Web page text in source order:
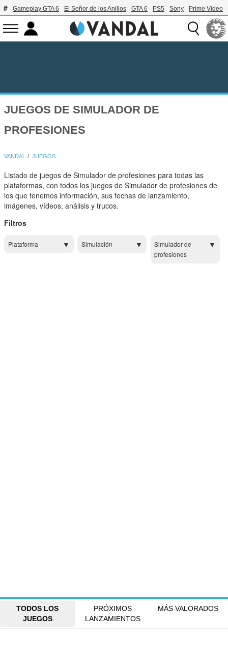
Gameplay GTA 6 El Señor de los Anillos GTA 6 PS5 Sony Prime Video
JUEGOS DE SIMULADOR DE
PROFESIONES
VANDAL JUEGOS
Listado de juegos de Simulador de profesiones para todas las
plataformas, con todos los juegos de Simulador de profesiones de
los que tenemos información, sus fechas de lanzamiento,
imágenes, vídeos, análisis y trucos.
Filtros
Plataforma Simulación
Simulador de
profesiones
TODOS LOS
JUEGOS
PRÓXIMOS
LANZAMIENTOS
MÁS VALORADOS